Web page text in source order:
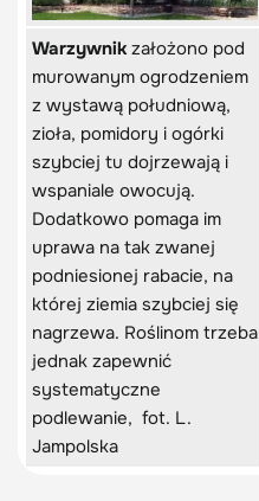
Warzywnikzałożono pod
murowanym ogrodzeniem
z wystawą południową,
zioła, pomidory i ogórki
szybciej tu dojrzewają i
wspaniale owocują.
Dodatkowo pomaga im
uprawa na tak zwanej
podniesionej rabacie, na
której ziemia szybciej się
nagrzewa. Roślinom trzeba
jednak zapewnić
systematyczne
podlewanie, fot. L.
Jampolska